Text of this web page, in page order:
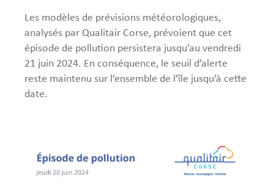
Les modèles de prévisions météorologiques,
analysés par Qualitair Corse, prévoient que cet
épisode de pollution persistera jusqu’au vendredi
21 juin 2024. En conséquence, le seuil d’alerte
reste maintenu sur l’ensemble de l’île jusqu’à cette
date.